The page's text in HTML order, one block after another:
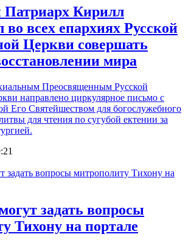
Кирилл
во всех епархиях Русской
Церкви совершать
мира
Преосвященным Русской
направлено циркулярное письмо с
Его Святейшеством для богослужебного
для чтения по сугубой ектении за
задать вопросы
Тихону на портале